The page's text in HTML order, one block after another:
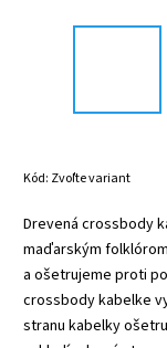
Kód: Zvoľte variant
Drevená crossbody
maďarským
a ošetrujeme proti
crossbody kabelke
stranu kabelky